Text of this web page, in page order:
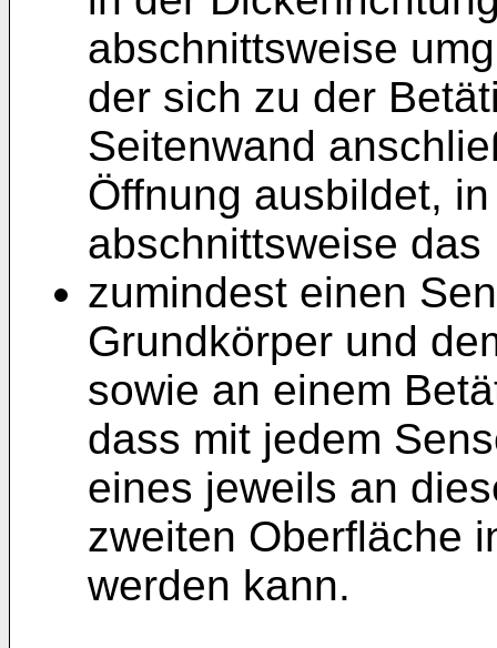
abschnittsweise
der sich zu der
Seitenwand
Öffnung ausbildet,
abschnittsweise
zumindest einen
Grundkörper und
sowie an einem
dass mit jedem
eines jeweils an
zweiten Oberfläche
werden kann.